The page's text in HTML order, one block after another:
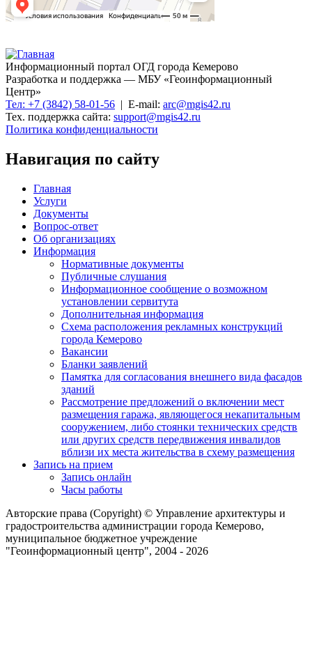
Информационный портал ОГД города Кемерово
Разработка и поддержка — МБУ «Геоинформационный
Центр»
Тел: +7 (3842) 58-01-56 | E-mail: arc@mgis42.ru
Тех. поддержка сайта: support@mgis42.ru
Политика конфиденциальности
Навигация по сайту
Главная
Услуги
Документы
Вопрос-ответ
Об организациях
Информация
Нормативные документы
Публичные слушания
Информационное сообщение о возможном
установлении сервитута
Дополнительная информация
Схема расположения рекламных конструкций
города Кемерово
Вакансии
Бланки заявлений
Памятка для согласования внешнего вида фасадов
зданий
Рассмотрение предложений о включении мест
размещения гаража, являющегося некапитальным
сооружением, либо стоянки технических средств
или других средств передвижения инвалидов
вблизи их места жительства в схему размещения
Запись на прием
Запись онлайн
Часы работы
Авторские права (Copyright) © Управление архитектуры и
градостроительства администрации города Кемерово,
муниципальное бюджетное учреждение
"Геоинформационный центр", 2004 - 2026